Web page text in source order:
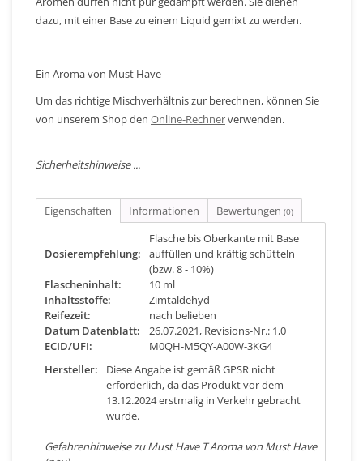
dazu, mit einer Base zu einem Liquid gemixt zu werden.
Ein Aroma von Must Have
Um das richtige Mischverhältnis zur berechnen, können Sie
von unserem Shop den Online-Rechnerverwenden.
Sicherheitshinweise ...
Eigenschaften Informationen Bewertungen (0)
Dosierempfehlung:
Flasche bis Oberkante mit Base
auffüllen und kräftig schütteln
(bzw. 8 - 10%)
Flascheninhalt:
10 ml
Inhaltsstoffe:
Zimtaldehyd
Reifezeit:
nach belieben
Datum Datenblatt:
26.07.2021, Revisions-Nr.: 1,0
ECID/UFI:
M0QH-M5QY-A00W-3KG4
Hersteller:
Diese Angabe ist gemäß GPSR nicht
erforderlich, da das Produkt vor dem
13.12.2024 erstmalig in Verkehr gebracht
wurde.
Gefahrenhinweise zu Must Have T Aroma von Must Have